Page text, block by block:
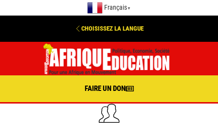
Français ▼
CHOISISSEZ LA LANGUE
FAIRE UN DON